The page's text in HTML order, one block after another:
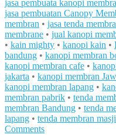
jasa pembuata kanopi
jasa pembuatan Canopy
membran • jasa tenda
membrane • jual kanopi
• kain mighty • kanopi kain •
bandung • kanopi membran
kanopi membran cafe •
jakarta • kanopi membran
kanopi membran lapang •
membran pabrik • tenda
membran Bandung • tenda
lapang • tenda membran
Comments